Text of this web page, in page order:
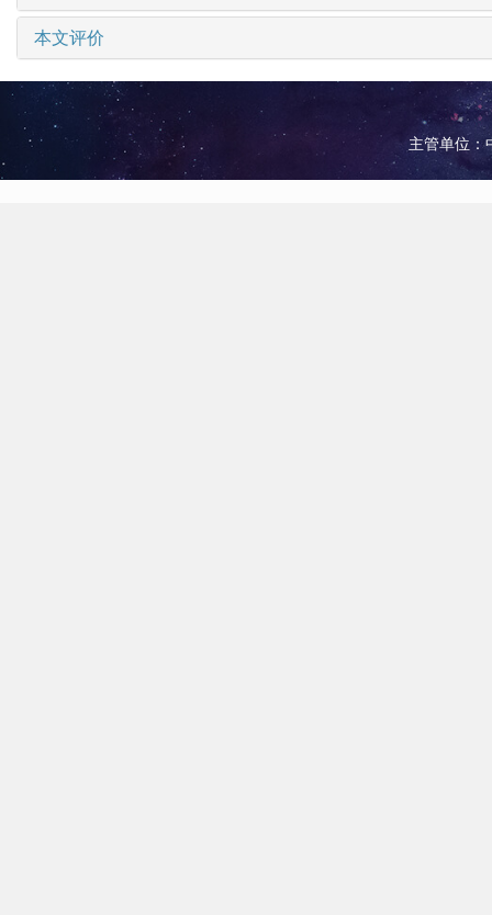
本文评价
主管单位：